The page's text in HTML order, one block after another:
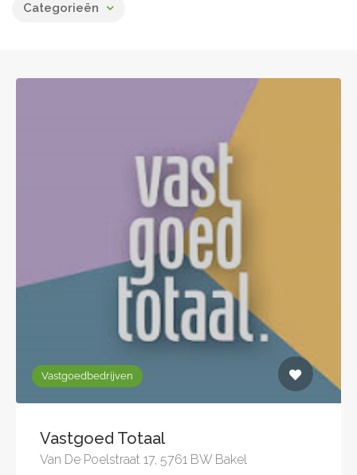
Categorieën
Vastgoedbedrijven
Vastgoed Totaal
Van De Poelstraat 17, 5761 BW Bakel